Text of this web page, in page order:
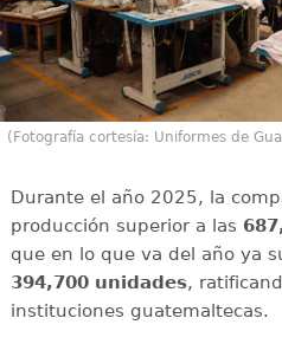
(Fotografía cortesía: Uniformes de
Durante el año 2025, la
producción superior a las
que en lo que va del año ya
394,700 unidades,
instituciones guatemaltecas.